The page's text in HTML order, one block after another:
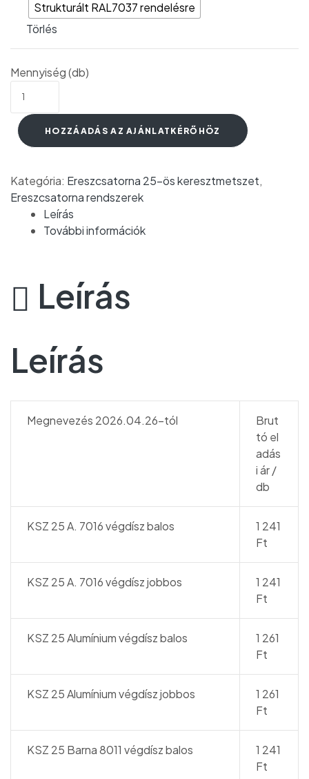
Strukturált RAL7037 rendelésre
Törlés
Mennyiség (db)
HOZZÁADÁS AZ AJÁNLATKÉRŐHÖZ
Kategória: Ereszcsatorna 25-ös keresztmetszet,
Ereszcsatorna rendszerek
Leírás
További információk
Leírás
Leírás
Megnevezés 2026.04.26-tól
Brut
tó el
adás
i ár /
db
KSZ 25 A. 7016 végdísz balos
1 241
Ft
KSZ 25 A. 7016 végdísz jobbos
1 241
Ft
KSZ 25 Alumínium végdísz balos
1 261
Ft
KSZ 25 Alumínium végdísz jobbos
1 261
Ft
KSZ 25 Barna 8011 végdísz balos
1 241
Ft